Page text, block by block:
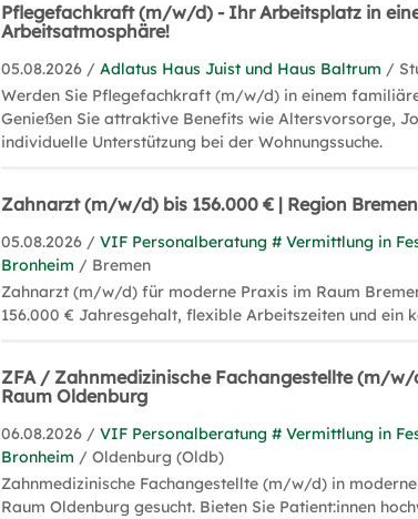
Pflegefachkraft (m/w/d) - Ihr Arbeitsplatz in
Arbeitsatmosphäre!
05.08.2026 /Adlatus Haus Juist und Haus Baltrum /
Werden Sie Pflegefachkraft (m/w/d) in einem
Genießen Sie attraktive Benefits wie Altersvorsorge,
individuelle Unterstützung bei der Wohnungssuche.
Zahnarzt (m/w/d) bis 156.000 € | Region
05.08.2026 /VIF Personalberatung # Vermittlung in
Bronheim / Bremen
Zahnarzt (m/w/d) für moderne Praxis im Raum
156.000 € Jahresgehalt, flexible Arbeitszeiten und ein
ZFA / Zahnmedizinische Fachangestellte (m/w/
Raum Oldenburg
06.08.2026 /VIF Personalberatung # Vermittlung in
Bronheim / Oldenburg (Oldb)
Zahnmedizinische Fachangestellte (m/w/d) in
Raum Oldenburg gesucht. Bieten Sie Patient:innen